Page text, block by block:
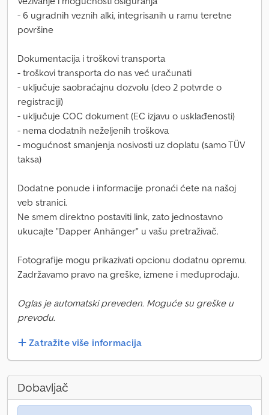
- 6 ugradnih veznih alki, integrisanih u ramu teretne
površine
Dokumentacija i troškovi transporta
- troškovi transporta do nas već uračunati
- uključuje saobraćajnu dozvolu (deo 2 potvrde o
registraciji)
- uključuje COC dokument (EC izjavu o usklađenosti)
- nema dodatnih neželjenih troškova
- mogućnost smanjenja nosivosti uz doplatu (samo TÜV
taksa)
Dodatne ponude i informacije pronaći ćete na našoj
veb stranici.
Ne smem direktno postaviti link, zato jednostavno
ukucajte "Dapper Anhänger" u vašu pretraživač.
Fotografije mogu prikazivati opcionu dodatnu opremu.
Zadržavamo pravo na greške, izmene i međuprodaju.
Oglas je automatski preveden. Moguće su greške u
prevodu.
Zatražite više informacija
Dobavljač